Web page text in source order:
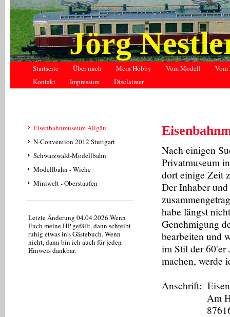
Jörg
Startseite Über mich Mein Hobby Vom Modell
Kontakt
Impressum Disclaimer
Eisenbahnmuseum Allgäu
N-Convention 2012 Stuttgart
Schwarzwald-Modellbahn
Modellbahn - Wiehe
Miniwelt - Oberstaufen
Letzte Änderung 04.04.2026 Wenn
Euch meine HP gefällt, dann schreibt
ruhig etwas in's Gästebuch . Wenn
nicht, dann bin ich auch für jeden
Hinweis dankbar.
Nach einigen
Privatmuseum
dort einige Zeit
Der Inhaber
habe längst
Genehmigung
bearbeiten und
im Stil der
machen, werde
Anschrift:
Am
87616